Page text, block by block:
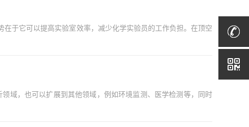
于它可以提高实验室效率，减少化学实验员的工作负担。在顶空
域，也可以扩展到其他领域，例如环境监测、医学检测等，同时